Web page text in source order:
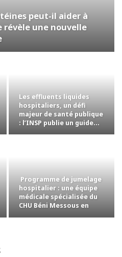
peut-il aider à
révèle une nouvelle
Les effluents liquides
hospitaliers, un défi
majeur de santé publique
: l’INSP publie un guide…
Programme de jumelage
hospitalier : une équipe
médicale spécialisée du
CHU Béni Messous en